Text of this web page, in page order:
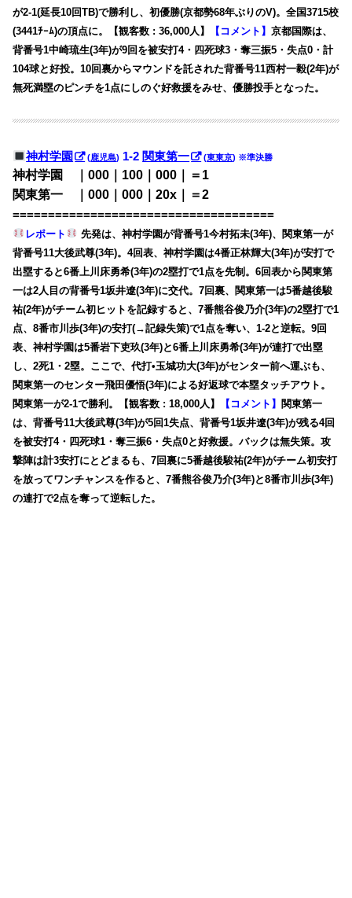
が2-1(延長10回TB)で勝利し、初優勝(京都勢68年ぶりのV)。全国3715校
(3441ﾁｰﾑ)の頂点に。【観客数 : 36,000人】
【コメント】京都国際は、
背番号1中崎琉生(3年)が9回を被安打4・四死球3・奪三振5・失点0・計
104球と好投。10回裏からマウンドを託された背番号11西村一毅(2年)が
無死満塁のピンチを1点にしのぐ好救援をみせ、優勝投手となった。
神村学園 (鹿児島) 1-2 関東第一 (東東京) ※準決勝
神村学園 ｜000｜100｜000｜＝1
関東第一 ｜000｜000｜20x｜＝2
=====================================
レポート
先発は、神村学園が背番号1今村拓未(3年)、関東第一が
背番号11大後武尊(3年)。4回表、神村学園は4番正林輝大(3年)が安打で
出塁すると6番上川床勇希(3年)の2塁打で1点を先制。6回表から関東第
一は2人目の背番号1坂井遼(3年)に交代。7回裏、関東第一は5番越後駿
祐(2年)がチーム初ヒットを記録すると、7番熊谷俊乃介(3年)の2塁打で1
点、8番市川歩(3年)の安打(→記録失策)で1点を奪い、1-2と逆転。9回
表、神村学園は5番岩下吏玖(3年)と6番上川床勇希(3年)が連打で出塁
し、2死1・2塁。ここで、代打•玉城功大(3年)がセンター前へ運ぶも、
関東第一のセンター飛田優悟(3年)による好返球で本塁タッチアウト。
関東第一が2-1で勝利。【観客数 : 18,000人】
【コメント】
関東第一
は、背番号11大後武尊(3年)が5回1失点、背番号1坂井遼(3年)が残る4回
を被安打4・四死球1・奪三振6・失点0と好救援。バックは無失策。攻
撃陣は計3安打にとどまるも、7回裏に5番越後駿祐(2年)がチーム初安打
を放ってワンチャンスを作ると、7番熊谷俊乃介(3年)と8番市川歩(3年)
の連打で2点を奪って逆転した。